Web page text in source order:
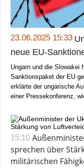
Militär
Gesellschaft und
Kultur
Sport
Kriminalität
Notstand und
Notfälle
ZUSÄTZLICH
Interview
Fotos
23.06.2025 15:33
neue EU-
Ungarn und die Slowakei
Sanktionspaket der EU
erklärte der ungarische
einer Pressekonferenz,
15:10
sprechen über
militärischen